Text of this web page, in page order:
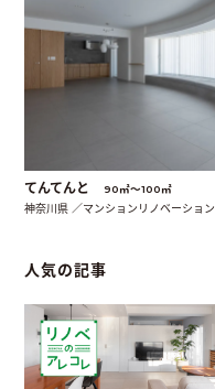
てんてんと 90㎡〜100㎡
神奈川県 ／マンションリノベーション
人気の記事